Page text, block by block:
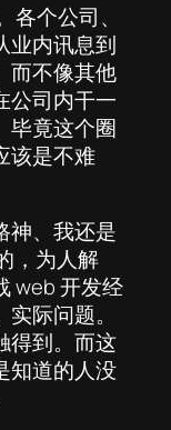
个公司、
业内讯息到
而不像其他
公司内干一
毕竟这个圈
该是不难
神、我还是
，为人解
web 开发经
际问题。
得到。而这
知道的人没